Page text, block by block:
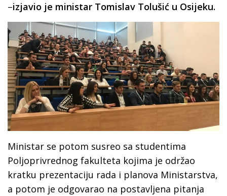
–izjavio je ministar Tomislav Tolušić u Osijeku.
Ministar se potom susreo sa studentima
Poljoprivrednog fakulteta kojima je održao
kratku prezentaciju rada i planova Ministarstva,
a potom je odgovarao na postavljena pitanja